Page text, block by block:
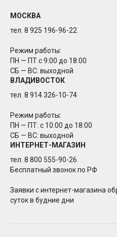
МОСКВА
тел. 8 925 196-96-22
Режим работы:
ПН — ПТ с 9:00 до 18:00
СБ — ВС: выходной
ВЛАДИВОСТОК
тел. 8 914 326-10-74
Режим работы:
ПН — ПТ: с 10:00 до 18:00
СБ — ВС: выходной
ИНТЕРНЕТ-МАГАЗИН
тел. 8 800 555-90-26
Бесплатный звонок по РФ
Заявки с интернет-магазина
суток в будние дни